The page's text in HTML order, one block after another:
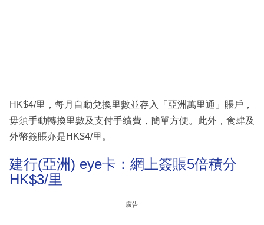
HK$4/里，每月自動兌換里數並存入「亞洲萬里通」賬戶，
毋須手動轉換里數及支付手續費，簡單方便。此外，食肆及
外幣簽賬亦是HK$4/里。
建行(亞洲) eye卡：網上簽賬5倍積分
HK$3/里
廣告